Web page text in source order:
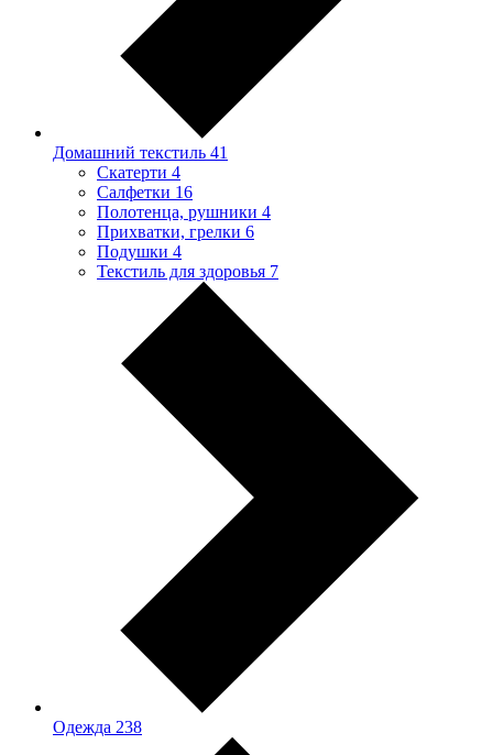
Домашний текстиль 41
Скатерти 4
Салфетки 16
Полотенца, рушники 4
Прихватки, грелки 6
Подушки 4
Текстиль для здоровья 7
Одежда 238